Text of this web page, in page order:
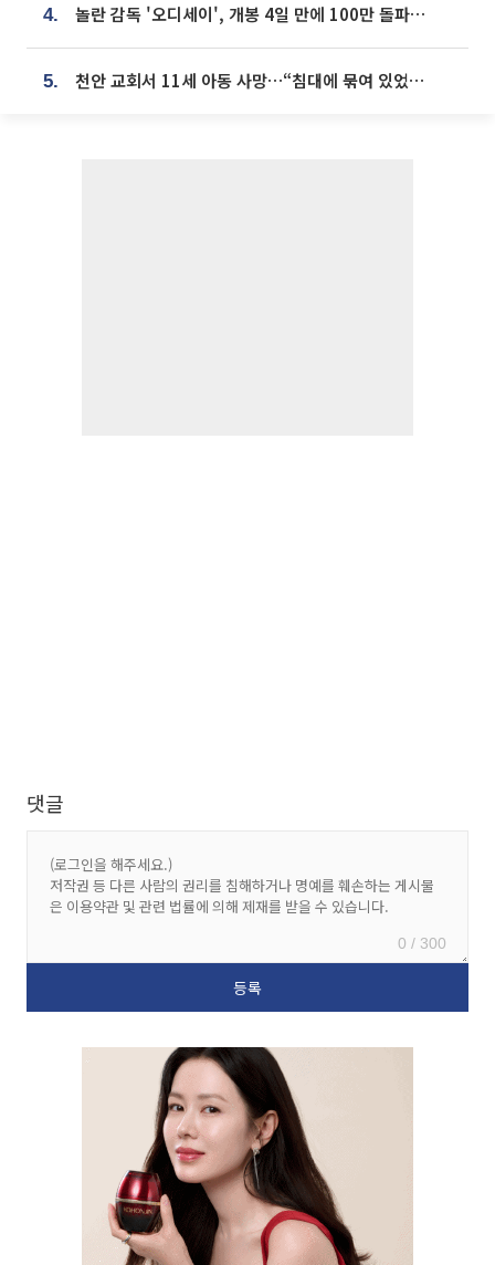
4. 놀란 감독 '오디세이', 개봉 4일 만에 100만 돌파⋯'왕사남' 보다 빠르다
5. 천안 교회서 11세 아동 사망…“침대에 묶여 있었다” 진술 확보
댓글
0 / 300